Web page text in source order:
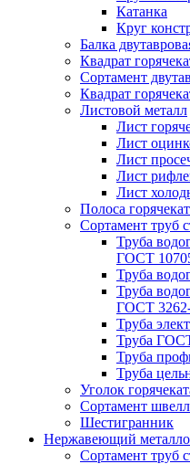
Катанка
Круг
Балка
Квадрат
Сортамент
Квадрат
Листовой металл
Лист
Лист
Лист
Лист
Лист
Полоса
Сортамент труб
Труба
ГОСТ
Труба
Труба
ГОСТ
Труба
Труба
Труба
Труба
Уголок
Сортамент
Шестигранник
Нержавеющий
Сортамент труб